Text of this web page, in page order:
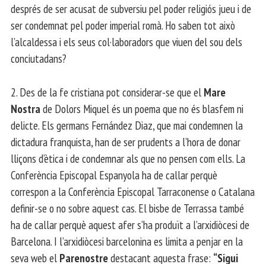
després de ser acusat de subversiu pel poder religiós jueu i de
ser condemnat pel poder imperial romà. Ho saben tot això
l’alcaldessa i els seus col·laboradors que viuen del sou dels
conciutadans?
2. Des de la fe cristiana pot considerar-se que el Mare
Nostra de Dolors Miquel és un poema que no és blasfem ni
delicte. Els germans Fernández Diaz, que mai condemnen la
dictadura franquista, han de ser prudents a l’hora de donar
lliçons d’ètica i de condemnar als que no pensen com ells. La
Conferència Episcopal Espanyola ha de callar perquè
correspon a la Conferència Episcopal Tarraconense o Catalana
definir-se o no sobre aquest cas. El bisbe de Terrassa també
ha de callar perquè aquest afer s’ha produït a l’arxidiòcesi de
Barcelona. I l’arxidiòcesi barcelonina es limita a penjar en la
seva web el Parenostredestacant aquesta frase: “Sigui